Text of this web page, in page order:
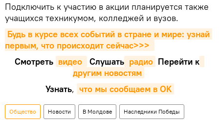
Подключить к участию в акции планируется также
учащихся техникумом, колледжей и вузов.
Будь в курсе всех событий в стране и мире: узнай
первым, что происходит сейчаc>>>
Смотреть видео Cлушать радио Перейти к
другим новостям
Узнать, что мы сообщаем в OK
Общество Новости В Молдове Наследники Победы